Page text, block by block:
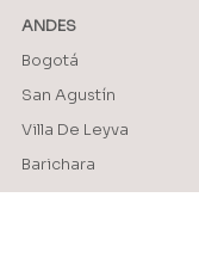
ANDES
Bogotá
San Agustín
Villa De Leyva
Barichara